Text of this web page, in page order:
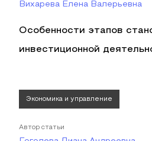
Вихарева Елена Валерьевна
Особенности этапов
инвестиционной
Экономика и управление
Автор статьи